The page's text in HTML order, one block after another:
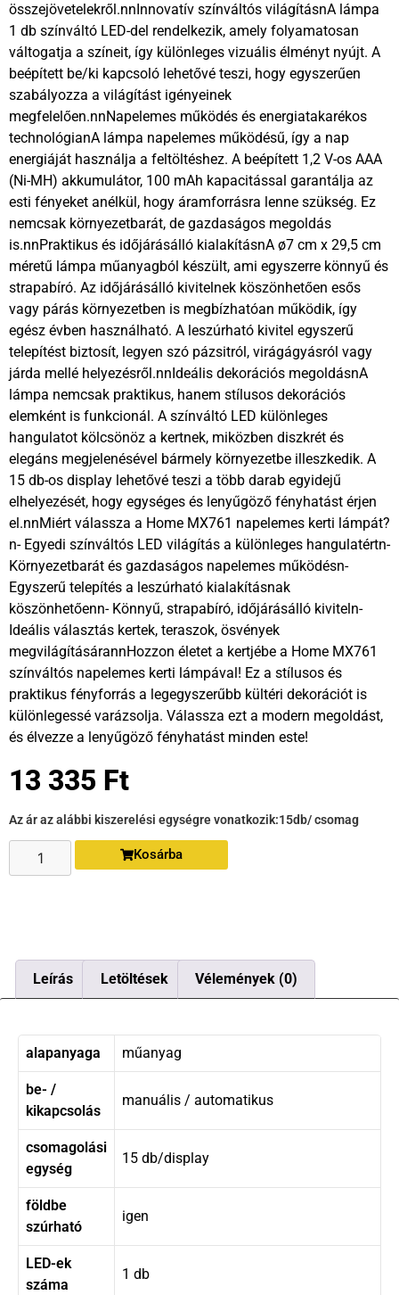
összejövetelekről.nnInnovatív színváltós világításnA lámpa
1 db színváltó LED-del rendelkezik, amely folyamatosan
váltogatja a színeit, így különleges vizuális élményt nyújt. A
beépített be/ki kapcsoló lehetővé teszi, hogy egyszerűen
szabályozza a világítást igényeinek
megfelelően.nnNapelemes működés és energiatakarékos
technológianA lámpa napelemes működésű, így a nap
energiáját használja a feltöltéshez. A beépített 1,2 V-os AAA
(Ni-MH) akkumulátor, 100 mAh kapacitással garantálja az
esti fényeket anélkül, hogy áramforrásra lenne szükség. Ez
nemcsak környezetbarát, de gazdaságos megoldás
is.nnPraktikus és időjárásálló kialakításnA ø7 cm x 29,5 cm
méretű lámpa műanyagból készült, ami egyszerre könnyű és
strapabíró. Az időjárásálló kivitelnek köszönhetően esős
vagy párás környezetben is megbízhatóan működik, így
egész évben használható. A leszúrható kivitel egyszerű
telepítést biztosít, legyen szó pázsitról, virágágyásról vagy
járda mellé helyezésről.nnIdeális dekorációs megoldásnA
lámpa nemcsak praktikus, hanem stílusos dekorációs
elemként is funkcionál. A színváltó LED különleges
hangulatot kölcsönöz a kertnek, miközben diszkrét és
elegáns megjelenésével bármely környezetbe illeszkedik. A
15 db-os display lehetővé teszi a több darab egyidejű
elhelyezését, hogy egységes és lenyűgöző fényhatást érjen
el.nnMiért válassza a Home MX761 napelemes kerti lámpát?
n- Egyedi színváltós LED világítás a különleges hangulatértn-
Környezetbarát és gazdaságos napelemes működésn-
Egyszerű telepítés a leszúrható kialakításnak
köszönhetőenn- Könnyű, strapabíró, időjárásálló kiviteln-
Ideális választás kertek, teraszok, ösvények
megvilágításárannHozzon életet a kertjébe a Home MX761
színváltós napelemes kerti lámpával! Ez a stílusos és
praktikus fényforrás a legegyszerűbb kültéri dekorációt is
különlegessé varázsolja. Válassza ezt a modern megoldást,
és élvezze a lenyűgöző fényhatást minden este!
13 335 Ft
Az ár az alábbi kiszerelési egységre vonatkozik:15db/ csomag
Kosárba
Leírás Letöltések Vélemények (0)
alapanyaga műanyag
be- /
kikapcsolás
manuális / automatikus
csomagolási
egység
15 db/display
földbe
szúrható
igen
LED-ek
száma
1 db